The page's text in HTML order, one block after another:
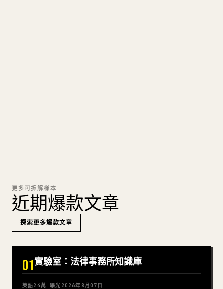
更多可拆解樣本
近期爆款文章
探索更多爆款文章
01實驗室：法律事務所知識庫
英語24萬 曝光 2026年8月07日